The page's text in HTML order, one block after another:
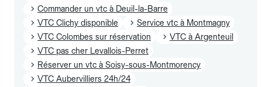
Commander un vtc à Deuil-la-Barre
VTC Clichy disponible
Service vtc à Montmagny
VTC Colombes sur réservation
VTC à Argenteuil
VTC pas cher Levallois-Perret
Réserver un vtc à Soisy-sous-Montmorency
VTC Aubervilliers 24h/24